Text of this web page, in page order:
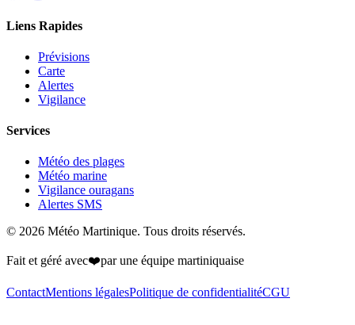
Liens Rapides
Prévisions
Carte
Alertes
Vigilance
Services
Météo des plages
Météo marine
Vigilance ouragans
Alertes SMS
© 2026 Météo Martinique. Tous droits réservés.
Fait et géré avec❤️par une équipe martiniquaise
ContactMentions légalesPolitique de confidentialitéCGU